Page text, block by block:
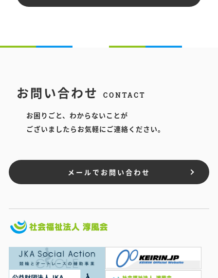
お問い合わせ CONTACT
お困りごと、わからないことが
ございましたらお気軽にご連絡ください。
メールでお問い合わせ